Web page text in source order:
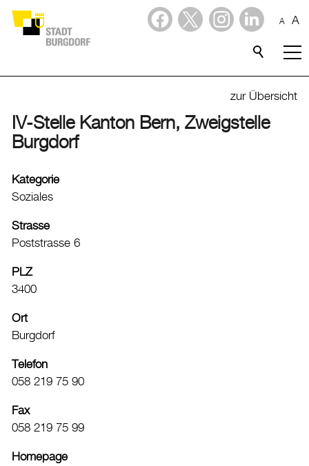
A A
Willkommen in Burgdorf
Lebensqualität
Freizeit
Freizeitangebote
Grünräume
Kunsteisbahn
Veranstaltungskalender
Kultur
Tourismus
zur Übersicht
IV-Stelle Kanton Bern, Zweigstelle
Burgdorf
Kategorie
Soziales
Strasse
Poststrasse 6
PLZ
3400
Ort
Burgdorf
Telefon
058 219 75 90
Fax
058 219 75 99
Homepage